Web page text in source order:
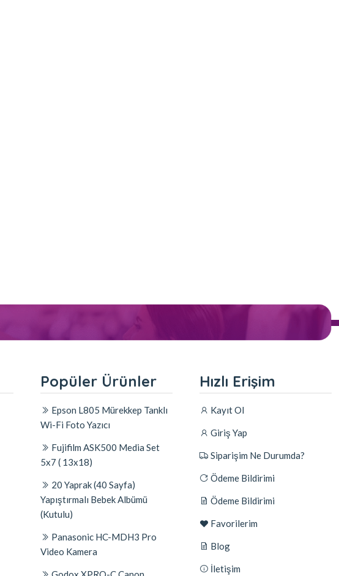
Popüler Ürünler
Epson L805 Mürekkep Tanklı
Wi-Fi Foto Yazıcı
Fujifilm ASK500 Media Set
5x7 ( 13x18)
20 Yaprak (40 Sayfa)
Yapıştırmalı Bebek Albümü
(Kutulu)
Panasonic HC-MDH3 Pro
Video Kamera
Hızlı Erişim
Kayıt Ol
Giriş Yap
Siparişim Ne Durumda?
Ödeme Bildirimi
Ödeme Bildirimi
Favorilerim
Blog
İletişim